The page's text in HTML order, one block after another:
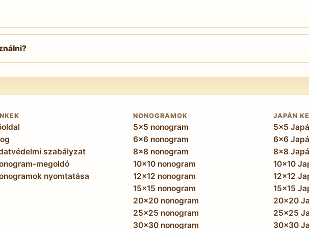
minőséget érnek el, amely már a professzionálisan készített puzzle-
elkülönül az előtér és a háttér, a bonyolult tárgyak pedig olyan
illusztráció kibontásának érződik.
utólag a 15×15-ös teljesítményét is javítja — a dokumentálás szokása
szabályzat
megoldó
nyomtatása
NONOGRAMOK
5x5 nonogram
6x6 nonogram
8x8 nonogram
10x10 nonogram
12x12 nonogram
15x15 nonogram
20x20 nonogram
25x25 nonogram
30x30 nonogram
JAPÁN
5x5
6x6
8x8
10x10
12x12
15x15
20x20
25x25
30x30